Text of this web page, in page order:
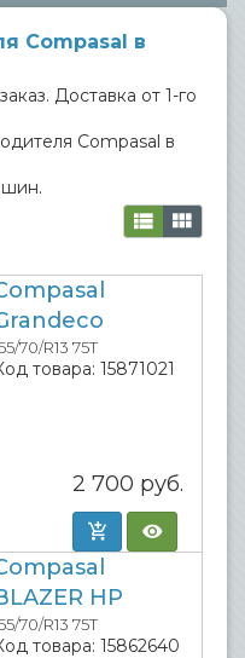
Compasal в
Доставка от 1-го
Compasal в
70/R13 75T
товара: 15871021
2 700 руб.
HP
70/R13 75T
товара: 15862640